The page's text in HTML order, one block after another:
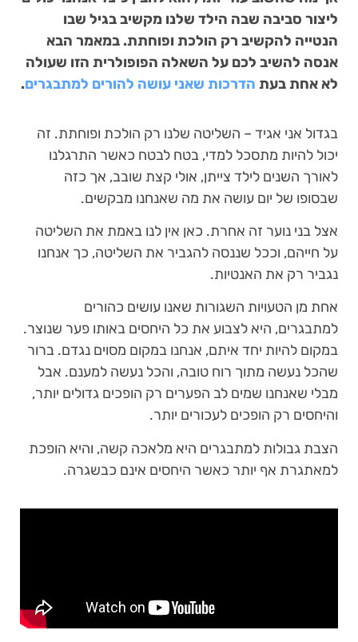
ליצור סביבה שבה הילד שלנו מקשיב בגיל שבו
הנטייה להקשיב רק הולכת ופוחתת. במאמר הבא
אנסה להשיב לכם על השאלה הפופולרית הזו שעולה
לא אחת בעת הדרכות שאני עושה להורים למתבגרים.
בגדול אני אגיד – השליטה שלנו רק הולכת ופוחתת. זה
יכול להיות מתסכל למדי, בטח לבטח כאשר התרגלנו
לאורך השנים לילד צייתן, אולי קצת שובב, אך כזה
שבסופו של יום עושה את מה שאנחנו מבקשים.
אצל בני נוער זה אחרת. כאן אין לנו באמת את השליטה
על חייהם, וככל שננסה להגביר את השליטה, כך אנחנו
נגביר רק את האנטיות.
אחת מן הטעויות השגורות שאנו עושים כהורים
למתבגרים, היא לצבוע את כל היחסים באותו פער שנוצר.
במקום להיות יחד איתם, אנחנו במקום מסוים נגדם. ברור
שהכל נעשה מתוך רוח טובה, והכל נעשה למענם. אבל
מבלי שאנחנו שמים לב הפערים רק הופכים גדולים יותר,
והיחסים רק הופכים לעכורים יותר.
הצבת גבולות למתבגרים היא מלאכה קשה, והיא הופכת
למאתגרת אף יותר כאשר היחסים אינם כבשגרה.